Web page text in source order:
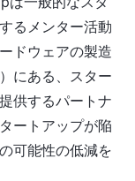
るメンター活動
ドウェアの製造
にある、スター
供するパートナ
ートアップが陥
可能性の低減を